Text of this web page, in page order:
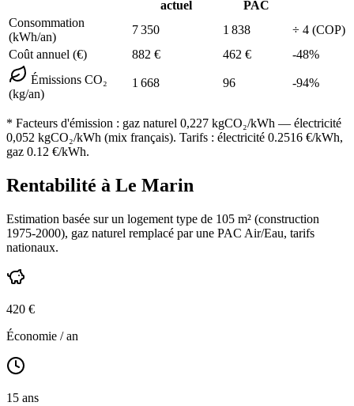
actuel
PAC
Consommation
(kWh/an)
7 350 1 838 ÷ 4 (COP)
Coût annuel (€)
882 € 462 € -48%
Émissions CO₂
(kg/an)
1 668 96 -94%
* Facteurs d'émission : gaz naturel 0,227 kgCO₂/kWh — électricité
0,052 kgCO₂/kWh (mix français). Tarifs : électricité 0.2516 €/kWh,
gaz 0.12 €/kWh.
Rentabilité à Le Marin
Estimation basée sur un logement type de 105 m² (construction
1975-2000), gaz naturel remplacé par une PAC Air/Eau, tarifs
nationaux.
420 €
Économie / an
15 ans